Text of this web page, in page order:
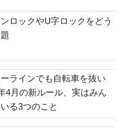
ロックやU字ロックをどう
ラインでも自転車を抜い
4月の新ルール、実はみん
る3つのこと